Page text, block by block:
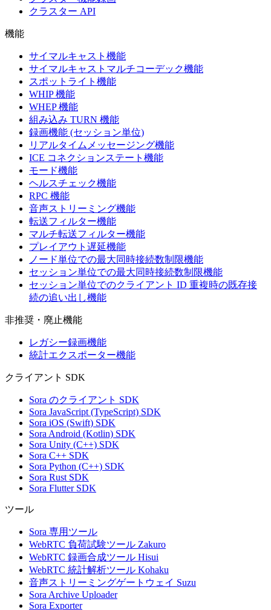
クラスター API
機能
サイマルキャスト機能
サイマルキャストマルチコーデック機能
スポットライト機能
WHIP 機能
WHEP 機能
組み込み TURN 機能
録画機能 (セッション単位)
リアルタイムメッセージング機能
ICE コネクションステート機能
モード機能
ヘルスチェック機能
RPC 機能
音声ストリーミング機能
転送フィルター機能
マルチ転送フィルター機能
プレイアウト遅延機能
ノード単位での最大同時接続数制限機能
セッション単位での最大同時接続数制限機能
セッション単位でのクライアント ID 重複時の既存接
続の追い出し機能
非推奨・廃止機能
レガシー録画機能
統計エクスポーター機能
クライアント SDK
Sora のクライアント SDK
Sora JavaScript (TypeScript) SDK
Sora iOS (Swift) SDK
Sora Android (Kotlin) SDK
Sora Unity (C++) SDK
Sora C++ SDK
Sora Python (C++) SDK
Sora Rust SDK
Sora Flutter SDK
ツール
Sora 専用ツール
WebRTC 負荷試験ツール Zakuro
WebRTC 録画合成ツール Hisui
WebRTC 統計解析ツール Kohaku
音声ストリーミングゲートウェイ Suzu
Sora Archive Uploader
Sora Exporter